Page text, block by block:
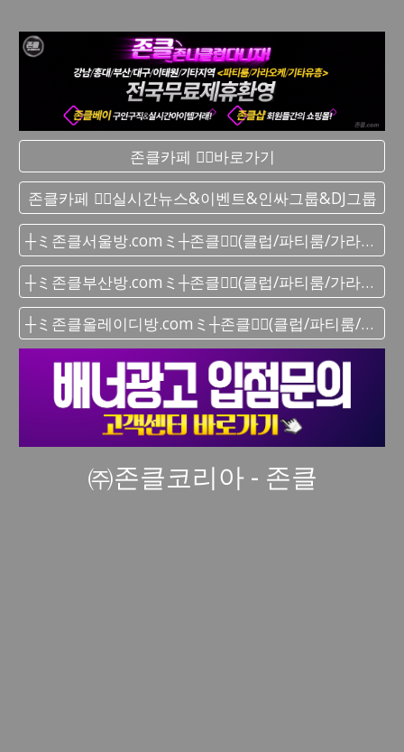
존클카페 ❤️‍🔥바로가기
존클카페 ❤️‍🔥실시간 뉴스&이벤트&인싸그룹&DJ그룹
┼ミ존클서울방.comミ┼존클❤️‍🔥(클럽/파티룸/가라오케) - 단톡방
┼ミ존클부산방.comミ┼존클❤️‍🔥(클럽/파티룸/가라오케) - 단톡방
┼ミ존클올레이디방.comミ┼존클❤️‍🔥(클럽/파티룸/가라오케) - 단톡방
㈜존클코리아 - 존클